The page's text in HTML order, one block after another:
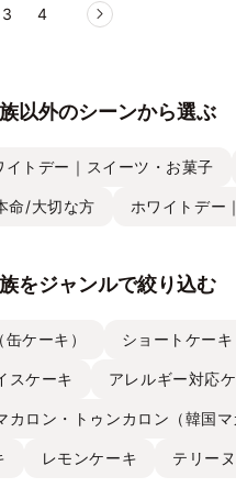
3 4
以外のシーンから選ぶ
イトデー｜スイーツ・お菓子
命/大切な方 ホワイトデー
をジャンルで絞り込む
ケーキ） ショートケー
スケーキ アレルギー対応
カロン・トゥンカロン（韓国
レモンケーキ テリーヌ